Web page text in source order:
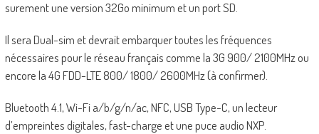
surement une version 32Go minimum et un port SD.
Il sera Dual-sim et devrait embarquer toutes les fréquences
nécessaires pour le réseau français comme la 3G 900/ 2100MHz ou
encore la 4G FDD-LTE 800/ 1800/ 2600MHz (à confirmer).
Bluetooth 4.1, Wi-Fi a/b/g/n/ac, NFC, USB Type-C, un lecteur
d’empreintes digitales, fast-charge et une puce audio NXP.